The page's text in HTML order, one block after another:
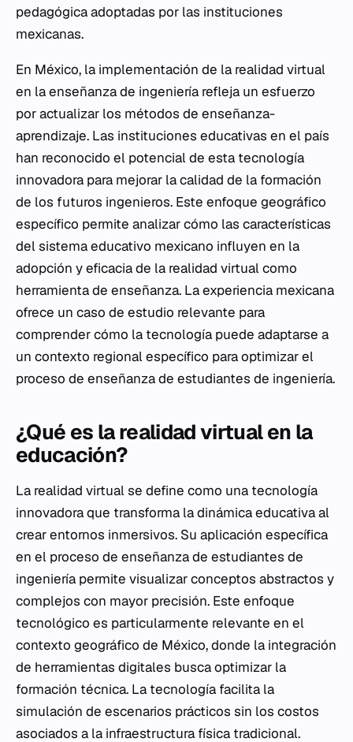
pedagógica adoptadas por las instituciones
mexicanas.
En México, la implementación de la realidad virtual
en la enseñanza de ingeniería refleja un esfuerzo
por actualizar los métodos de enseñanza-
aprendizaje. Las instituciones educativas en el país
han reconocido el potencial de esta tecnología
innovadora para mejorar la calidad de la formación
de los futuros ingenieros. Este enfoque geográfico
específico permite analizar cómo las características
del sistema educativo mexicano influyen en la
adopción y eficacia de la realidad virtual como
herramienta de enseñanza. La experiencia mexicana
ofrece un caso de estudio relevante para
comprender cómo la tecnología puede adaptarse a
un contexto regional específico para optimizar el
proceso de enseñanza de estudiantes de ingeniería.
¿Qué es la realidad virtual en la
educación?
La realidad virtual se define como una tecnología
innovadora que transforma la dinámica educativa al
crear entornos inmersivos. Su aplicación específica
en el proceso de enseñanza de estudiantes de
ingeniería permite visualizar conceptos abstractos y
complejos con mayor precisión. Este enfoque
tecnológico es particularmente relevante en el
contexto geográfico de México, donde la integración
de herramientas digitales busca optimizar la
formación técnica. La tecnología facilita la
simulación de escenarios prácticos sin los costos
asociados a la infraestructura física tradicional.